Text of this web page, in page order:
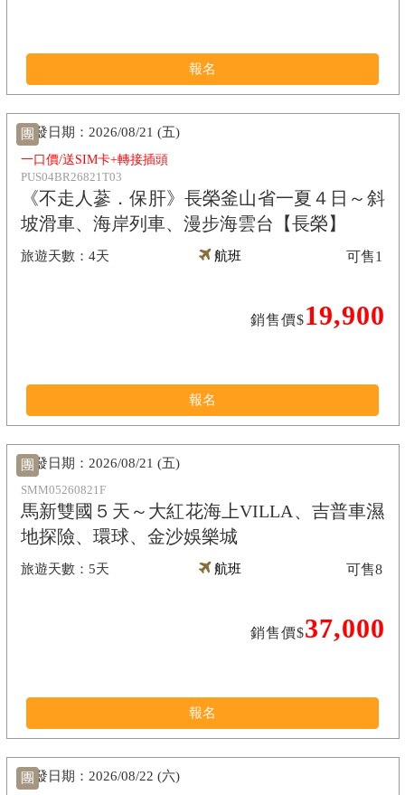
報名
團
一口價/送SIM卡+轉接插頭
PUS04BR26821T03
《不走人蔘．保肝》長榮釜山省一夏４日～斜
坡滑車、海岸列車、漫步海雲台【長榮】
4天
2026/08/21 (五)
航班
銷售價$19,900
可售1
報名
團
SMM05260821F
馬新雙國５天～大紅花海上VILLA、吉普車濕
地探險、環球、金沙娛樂城
5天
2026/08/21 (五)
航班
銷售價$37,000
可售8
報名
團 2026/08/22 (六)